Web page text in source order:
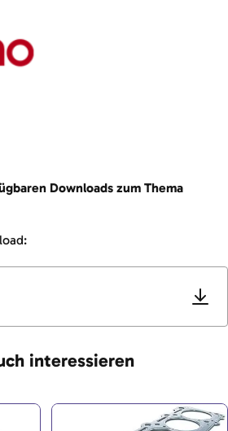
Downloads zum Thema
interessieren